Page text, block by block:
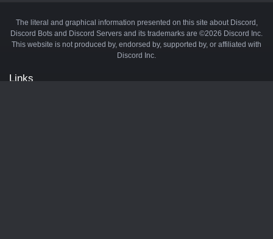
The literal and graphical information presented on this site about Discord,
Discord Bots and Discord Servers and its trademarks are ©2026 Discord Inc.
This website is not produced by, endorsed by, supported by, or affiliated with
Discord Inc.
Links